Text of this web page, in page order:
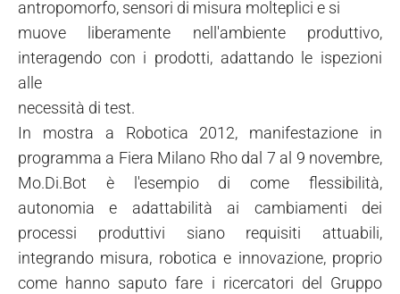
antropomorfo, sensori di misura molteplici e si
muove liberamente nell'ambiente produttivo,
interagendo con i prodotti, adattando le ispezioni
alle
necessità di test.
In mostra a Robotica 2012, manifestazione in
programma a Fiera Milano Rho dal 7 al 9 novembre,
Mo.Di.Bot è l'esempio di come flessibilità,
autonomia e adattabilità ai cambiamenti dei
processi produttivi siano requisiti attuabili,
integrando misura, robotica e innovazione, proprio
come hanno saputo fare i ricercatori del Gruppo